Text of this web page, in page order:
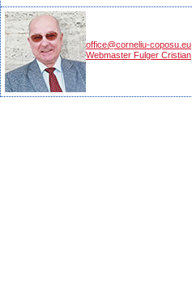
office@corneliu-coposu.eu
Webmaster Fulger Cristian